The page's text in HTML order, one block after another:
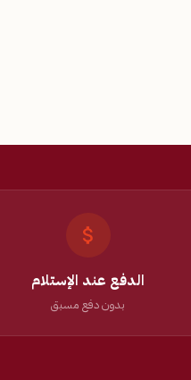
الدفع عند الإستلام
بدون دفع مسبق